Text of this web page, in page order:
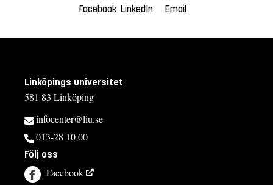
Facebook LinkedIn Email
Linköpings universitet
581 83 Linköping
infocenter@liu.se
013-28 10 00
Följ oss
Facebook